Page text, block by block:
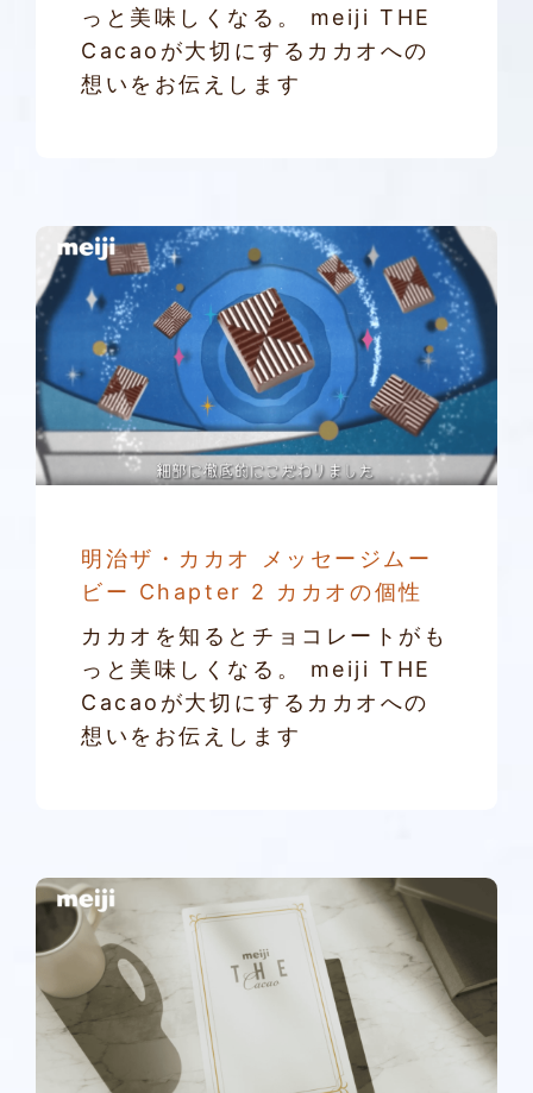
っと美味しくなる。 meiji THE
Cacaoが大切にするカカオへの
想いをお伝えします
明治ザ・カカオ メッセージムー
ビー Chapter 2 カカオの個性
カカオを知るとチョコレートがも
っと美味しくなる。 meiji THE
Cacaoが大切にするカカオへの
想いをお伝えします